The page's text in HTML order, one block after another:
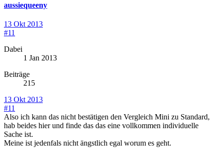
aussiequeeny
13 Okt 2013
#11
Dabei
1 Jan 2013
Beiträge
215
13 Okt 2013
#11
Also ich kann das nicht bestätigen den Vergleich Mini zu Standard,
hab beides hier und finde das das eine vollkommen individuelle
Sache ist.
Meine ist jedenfals nicht ängstlich egal worum es geht.